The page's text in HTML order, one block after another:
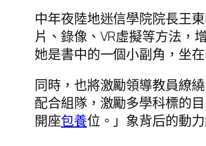
中年夜陸地迷信學院院長王
片、錄像、VR虛擬等方法，
她是書中的一個小副角，坐
同時，也將激勵領導教員繚
配合組隊，激勵多學科標的
開座包養位。」象背后的動